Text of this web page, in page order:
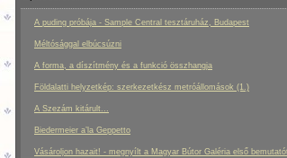
A puding próbája - Sample Central tesztáruház, Budapest
Méltósággal elbúcsúzni
A forma, a díszítmény és a funkció összhangja
Földalatti helyzetkép: szerkezetkész metróállomások (1.)
A Szezám kitárult...
Biedermeier a’la Geppetto
Vásároljon hazait! - megnyílt a Magyar Bútor Galéria első